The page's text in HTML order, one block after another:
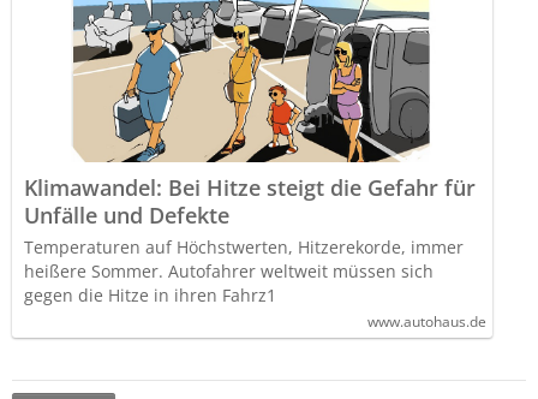
Klimawandel: Bei Hitze steigt die Gefahr für
Unfälle und Defekte
Temperaturen auf Höchstwerten, Hitzerekorde, immer
heißere Sommer. Autofahrer weltweit müssen sich
gegen die Hitze in ihren Fahrz1
www.autohaus.de